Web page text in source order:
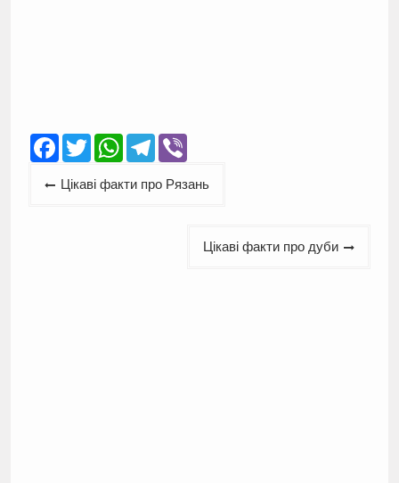
Facebook
TwitterWhatsApp
Telegram
Viber
Навігація
Цікаві факти про Рязань
Цікаві факти про дуби